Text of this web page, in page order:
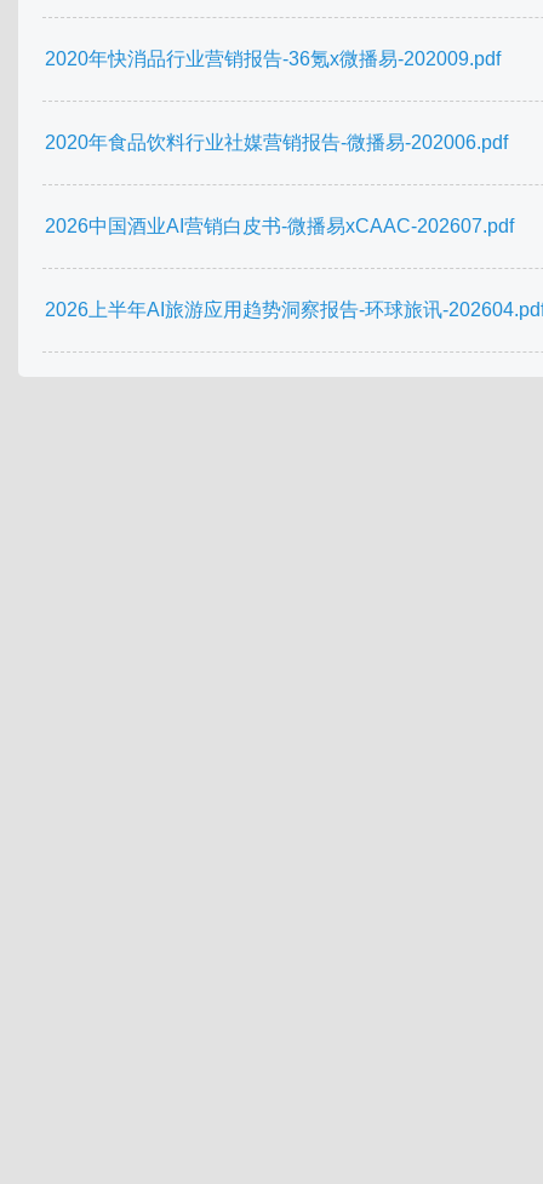
2020年快消品行业营销报告-36氪x微播易-202009.pdf
2020年食品饮料行业社媒营销报告-微播易-202006.pdf
2026中国酒业AI营销白皮书-微播易xCAAC-202607.pdf
2026上半年AI旅游应用趋势洞察报告-环球旅讯-